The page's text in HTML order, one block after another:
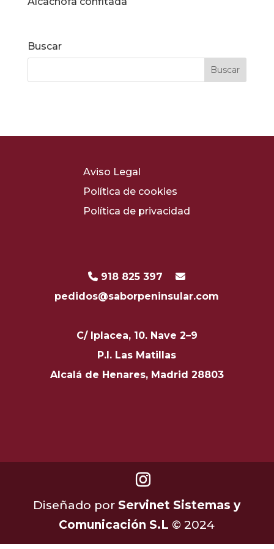
Buscar
Aviso Legal
Política de cookies
Política de privacidad
918 825 397
pedidos@saborpeninsular.com
C/ Iplacea, 10. Nave 2–9
P.I. Las Matillas
Alcalá de Henares, Madrid 28803
Diseñado por Servinet Sistemas y
Comunicación S.L © 2024